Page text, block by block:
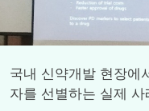
국내 신약개발 현장에
자를 선별하는 실제